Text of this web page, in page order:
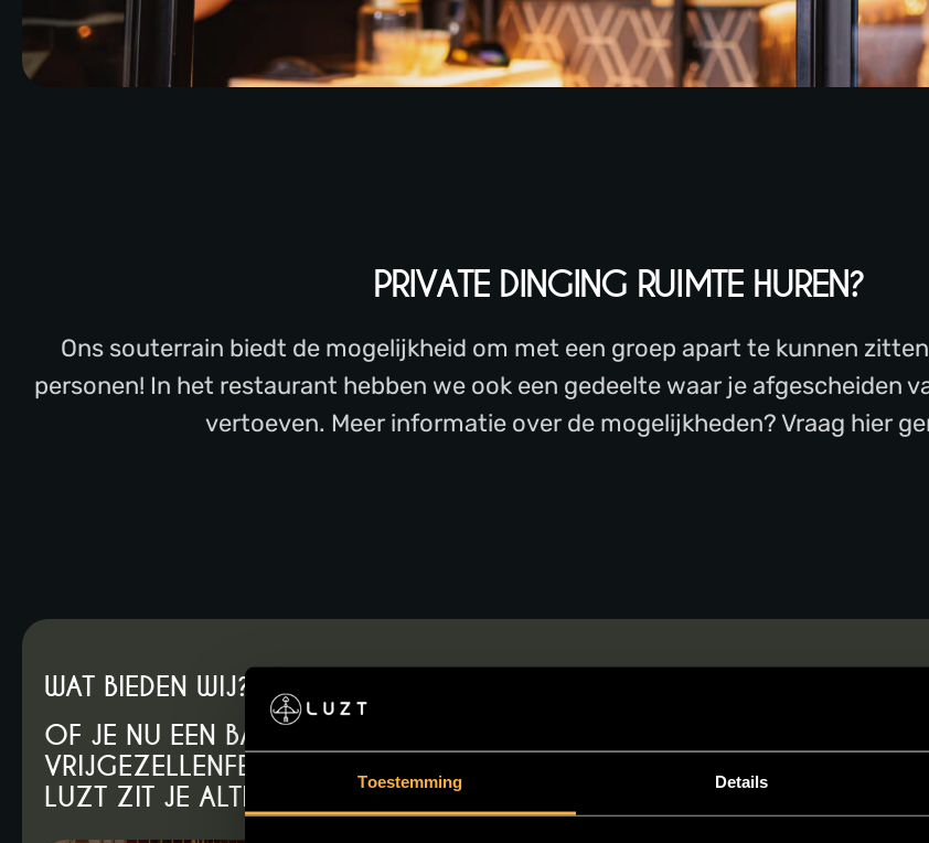
Toestemming Details
PRIVATE DINGINGRUIMTE HUREN?
Ons souterrain biedt de mogelijkheid om met een groep apart te kunnen
personen! In het restaurant hebben we ook een gedeelte waar je afgescheiden
vertoeven. Meer informatie over de mogelijkheden? Vraag hier
WAT BIEDEN WIJ?
OF JE NU EEN BABYSHOWER PLANT, EEN VERJAARDAG VIERT, LOSGAAT
VRIJGEZELLENFEEST, EEN JUBILEUM TE VIEREN HEBT OF EEN CHIQUE
LUZT ZIT JE ALTIJD GOED.